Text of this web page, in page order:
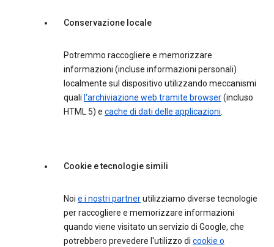
Conservazione locale
Potremmo raccogliere e memorizzare
informazioni (incluse informazioni personali)
localmente sul dispositivo utilizzando meccanismi
quali l'archiviazione web tramite browser(incluso
HTML 5) e cache di dati delle applicazioni.
Cookie e tecnologie simili
Noi e i nostri partnerutilizziamo diverse tecnologie
per raccogliere e memorizzare informazioni
quando viene visitato un servizio di Google, che
potrebbero prevedere l'utilizzo di cookie o